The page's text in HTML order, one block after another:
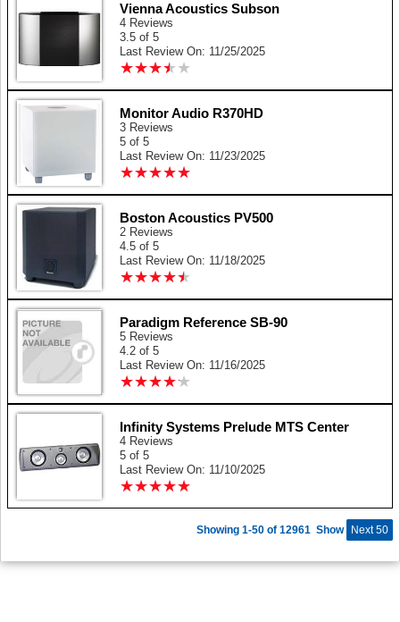
Vienna Acoustics Subson
4 Reviews
3.5 of 5
Last Review On: 11/25/2025
★★★★ ★
★★★★ ★
Monitor Audio R370HD
3 Reviews
5 of 5
Last Review On: 11/23/2025
★★★★★
★★★★★
Boston Acoustics PV500
2 Reviews
4.5 of 5
Last Review On: 11/18/2025
★★★★★
★★★★★
Paradigm Reference SB-90
5 Reviews
4.2 of 5
Last Review On: 11/16/2025
★★★★★
★★★★★
Infinity Systems Prelude MTS Center
4 Reviews
5 of 5
Last Review On: 11/10/2025
★★★★★
★★★★★
Show Next 50
Showing 1-50 of 12961